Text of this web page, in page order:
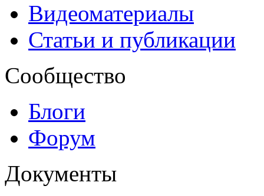
Видеоматериалы
Статьи и публикации
Сообщество
Блоги
Форум
Документы